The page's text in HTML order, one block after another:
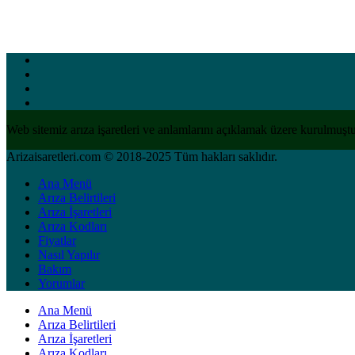
Web sitemiz arıza işaretleri ve anlamlarını açıklamak üzere
Arizaisaretleri.com © 2018-2025 Tüm hakları saklıdır.
Ana Menü
Arıza Belirtileri
Arıza İşaretleri
Arıza Kodları
Fiyatlar
Nasıl Yapılır
Bakım
Yorumlar
Ana Menü
Arıza Belirtileri
Arıza İşaretleri